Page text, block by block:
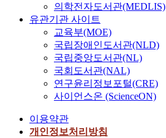
의학전자도서관(MEDLIS)
유관기관 사이트
교육부(MOE)
국립장애인도서관(NLD)
국립중앙도서관(NL)
국회도서관(NAL)
연구윤리정보포털(CRE)
사이언스온 (ScienceON)
이용약관
개인정보처리방침